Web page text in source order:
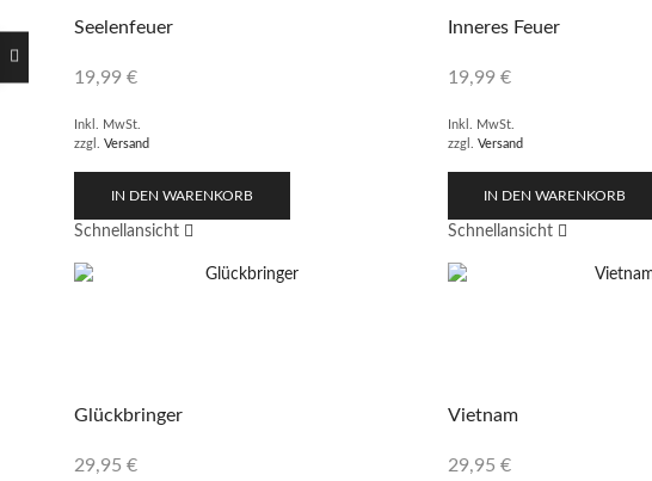
Seelenfeuer
19,99 €
Inkl. MwSt.
zzgl. Versand
IN DEN WARENKORB
Schnellansicht
Inneres Feuer
19,99 €
Inkl. MwSt.
zzgl. Versand
IN DEN WARENKORB
Schnellansicht
Glückbringer
29,95 €
Vietnam
29,95 €